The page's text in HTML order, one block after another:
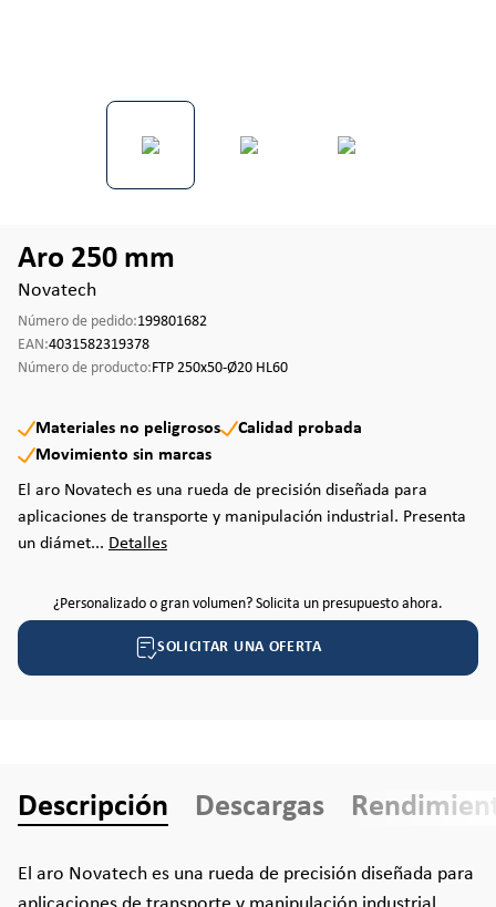
Aro 250 mm
Novatech
Número de pedido:199801682
EAN:4031582319378
Número de producto:FTP 250x50-Ø20 HL60
Materiales no peligrosos
Calidad probada
Movimiento sin marcas
El aro Novatech es una rueda de precisión diseñada para
aplicaciones de transporte y manipulación industrial. Presenta
un diámet... Detalles
¿Personalizado o gran volumen? Solicita un presupuesto ahora.
SOLICITAR UNA OFERTA
Descripción Descargas
El aro Novatech es una rueda de precisión diseñada para